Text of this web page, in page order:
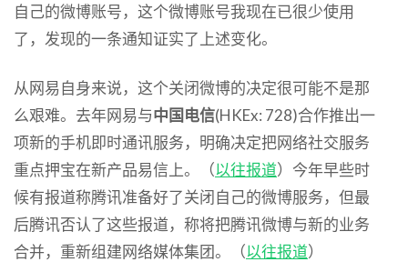
自己的微博账号，这个微博账号我现在已很少使用
了，发现的一条通知证实了上述变化。
从网易自身来说，这个关闭微博的决定很可能不是那
么艰难。去年网易与中国电信(HKEx: 728)合作推出一
项新的手机即时通讯服务，明确决定把网络社交服务
重点押宝在新产品易信上。（以往报道）今年早些时
候有报道称腾讯准备好了关闭自己的微博服务，但最
后腾讯否认了这些报道，称将把腾讯微博与新的业务
合并，重新组建网络媒体集团。（以往报道）